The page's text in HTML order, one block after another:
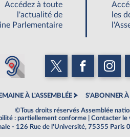
Accédez à toute
l'actualité de
Parlementaire
les
À L'ASSEMBLÉE S'ABONNER À
©Tous droits réservés Assemblée
: partiellement conforme Contacter le
- 126 Rue de l'Université, 75355 Paris